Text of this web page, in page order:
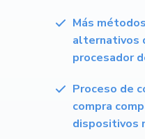
Más
alternativos
procesador
Proceso de
compra
dispositivos